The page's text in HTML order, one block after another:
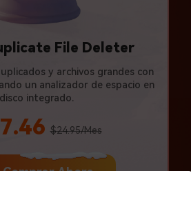
File Deleter
y archivos grandes con
un analizador de espacio en
disco integrado.
$24.95/Mes
Ahora